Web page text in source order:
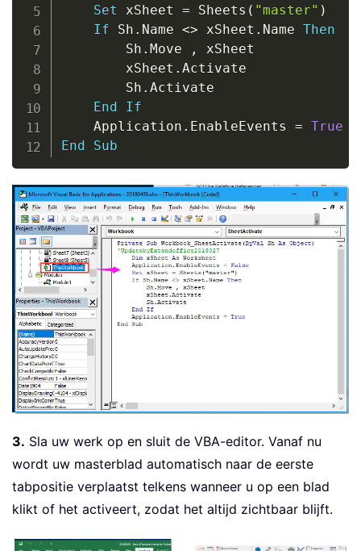
Set xSheet = Sheets ( "master" )
If Sh . Name <> xSheet . Name Then
        Sh
. Move ,
xSheet
        xSheet
. Activate
        Sh
. Activate
End
If
    Application
. EnableEvents = True
End
Sub
3. Sla uw werk op en sluit de VBA-editor. Vanaf nu
wordt uw masterblad automatisch naar de eerste
tabpositie verplaatst telkens wanneer u op een blad
klikt of het activeert, zodat het altijd zichtbaar blijft.